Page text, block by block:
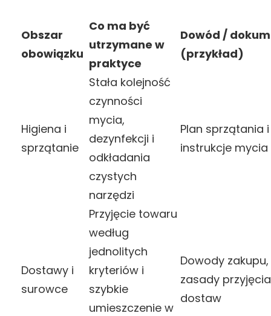
Obszar
obowiązku
Co ma być
utrzymane w
praktyce
Dowód /
(przykład)
Higiena i
sprzątanie
Stała kolejność
czynności
mycia,
dezynfekcji i
odkładania
czystych
narzędzi
Plan sprzątania i
instrukcje mycia
Dostawy i
surowce
Przyjęcie towaru
według
jednolitych
kryteriów i
szybkie
umieszczenie w
Dowody zakupu,
zasady przyjęcia
dostaw